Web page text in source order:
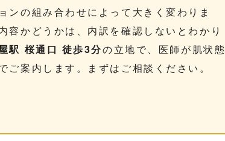
ンの組み合わせによって大きく変わりま
かどうかは、内訳を確認しないとわかり
駅 桜通口 徒歩3分の立地で、医師が肌状態
案内します。まずはご相談ください。